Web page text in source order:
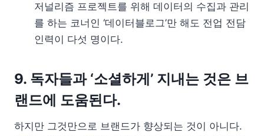
저널리즘 프로젝트를 위해 데이터의 수집과 관리
를 하는 코너인 ‘데이터블로그’만 해도 전업 전담
인력이 다섯 명이다.
9. 독자들과 ‘소셜하게’ 지내는 것은 브
랜드에 도움된다.
하지만 그것만으로 브랜드가 향상되는 것이 아니다.